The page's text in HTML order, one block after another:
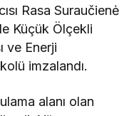
Rasa Suraučienė
Küçük Ölçekli
ve Enerji
imzalandı.
alanı olan